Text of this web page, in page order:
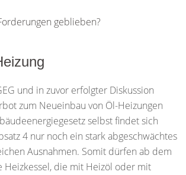
geblieben?
und in zuvor erfolgter Diskussion
zum Neueinbau von Öl-Heizungen
selbst findet sich
4 nur noch ein stark abgeschwächtes
Ausnahmen. Somit dürfen ab dem
Heizkessel, die mit Heizöl oder mit